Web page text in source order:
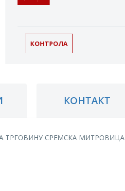
КОНТРОЛА
КОНТАКТ
ТРГОВИНУ СРЕМСКА МИТРОВИЦА